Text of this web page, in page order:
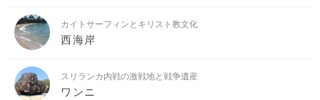
カイトサーフィンとキリスト教文化
西海岸
スリランカ内戦の激戦地と戦争遺産
ワンニ